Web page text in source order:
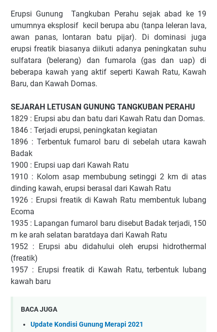
Erupsi Gunung Tangkuban Perahu sejak abad ke 19
umumnya eksplosif kecil berupa abu (tanpa leleran lava,
awan panas, lontaran batu pijar). Di dominasi juga
erupsi freatik biasanya diikuti adanya peningkatan suhu
sulfatara (belerang) dan fumarola (gas dan uap) di
beberapa kawah yang aktif seperti Kawah Ratu, Kawah
Baru, dan Kawah Domas.
SEJARAH LETUSAN GUNUNG TANGKUBAN PERAHU
1829 : Erupsi abu dan batu dari Kawah Ratu dan Domas.
1846 : Terjadi erupsi, peningkatan kegiatan
1896 : Terbentuk fumarol baru di sebelah utara kawah
Badak
1900 : Erupsi uap dari Kawah Ratu
1910 : Kolom asap membubung setinggi 2 km di atas
dinding kawah, erupsi berasal dari Kawah Ratu
1926 : Erupsi freatik di Kawah Ratu membentuk lubang
Ecoma
1935 : Lapangan fumarol baru disebut Badak terjadi, 150
m ke arah selatan baratdaya dari Kawah Ratu
1952 : Erupsi abu didahului oleh erupsi hidrothermal
(freatik)
1957 : Erupsi freatik di Kawah Ratu, terbentuk lubang
kawah baru
BACA JUGA
Update Kondisi Gunung Merapi 2021